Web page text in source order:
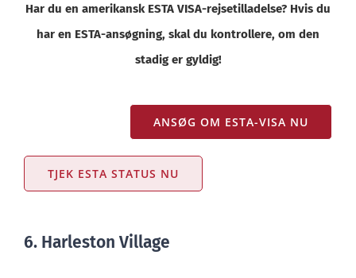
Har du en amerikansk ESTA VISA-rejsetilladelse? Hvis du
har en ESTA-ansøgning, skal du kontrollere, om den
stadig er gyldig!
ANSØG OM ESTA-VISA NU
TJEK ESTA STATUS NU
6. Harleston Village